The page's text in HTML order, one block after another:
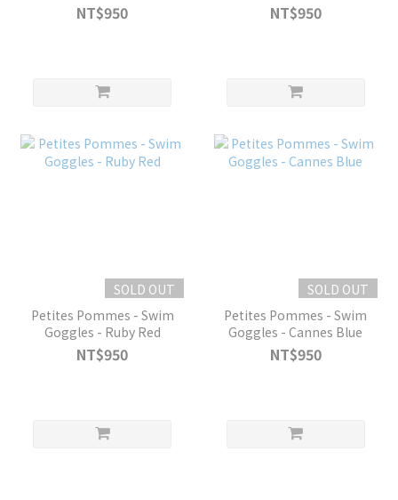
NT$950 NT$950
SOLD OUT
Petites Pommes - Swim
Goggles - Ruby Red
NT$950
SOLD OUT
Petites Pommes - Swim
Goggles - Cannes Blue
NT$950